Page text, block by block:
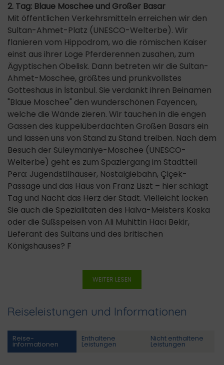
2. Tag: Blaue Moschee und Großer Basar
Mit öffentlichen Verkehrsmitteln erreichen wir den
Sultan-Ahmet-Platz (UNESCO-Welterbe). Wir
flanieren vom Hippodrom, wo die römischen Kaiser
einst aus ihrer Loge Pferderennen zusahen, zum
Ägyptischen Obelisk. Dann betreten wir die Sultan-
Ahmet-Moschee, größtes und prunkvollstes
Gotteshaus in İstanbul. Sie verdankt ihren Beinamen
"Blaue Moschee" den wunderschönen Fayencen,
welche die Wände zieren. Wir tauchen in die engen
Gassen des kuppelüberdachten Großen Basars ein
und lassen uns von Stand zu Stand treiben. Nach dem
Besuch der Süleymaniye-Moschee (UNESCO-
Welterbe) geht es zum Spaziergang im Stadtteil
Pera: Jugendstilhäuser, Nostalgiebahn, Çiçek-
Passage und das Haus von Franz Liszt – hier schlägt
Tag und Nacht das Herz der Stadt. Vielleicht locken
Sie auch die Spezialitäten des Halva-Meisters Koska
oder die Süßspeisen von Ali Muhittin Hacı Bekir,
Lieferant des Sultans und des britischen
Königshauses? F
WEITER LESEN
Reiseleistungen und Informationen
Reise­
informationen
Enthaltene
Leistungen
Nicht enthaltene
Leistungen